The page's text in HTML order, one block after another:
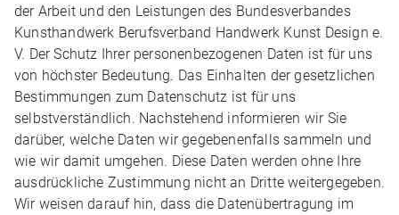
der Arbeit und den Leistungen des Bundesverbandes
Kunsthandwerk Berufsverband Handwerk Kunst Design e.
V. Der Schutz Ihrer personenbezogenen Daten ist für uns
von höchster Bedeutung. Das Einhalten der gesetzlichen
Bestimmungen zum Datenschutz ist für uns
selbstverständlich. Nachstehend informieren wir Sie
darüber, welche Daten wir gegebenenfalls sammeln und
wie wir damit umgehen. Diese Daten werden ohne Ihre
ausdrückliche Zustimmung nicht an Dritte weitergegeben.
Wir weisen darauf hin, dass die Datenübertragung im